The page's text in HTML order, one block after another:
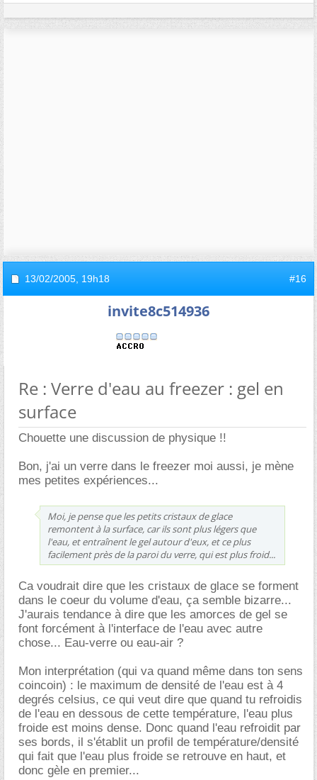
13/02/2005, 19h18 #16
invite8c514936
Re : Verre d'eau au freezer : gel en
surface
Chouette une discussion de physique !!
Bon, j'ai un verre dans le freezer moi aussi, je mène
mes petites expériences...
Moi, je pense que les petits cristaux de glace
remontent à la surface, car ils sont plus légers que
l'eau, et entraînent le gel autour d'eux, et ce plus
facilement près de la paroi du verre, qui est plus froid...
Ca voudrait dire que les cristaux de glace se forment
dans le coeur du volume d'eau, ça semble bizarre...
J'aurais tendance à dire que les amorces de gel se
font forcément à l'interface de l'eau avec autre
chose... Eau-verre ou eau-air ?
Mon interprétation (qui va quand même dans ton sens
coincoin) : le maximum de densité de l'eau est à 4
degrés celsius, ce qui veut dire que quand tu refroidis
de l'eau en dessous de cette température, l'eau plus
froide est moins dense. Donc quand l'eau refroidit par
ses bords, il s'établit un profil de température/densité
qui fait que l'eau plus froide se retrouve en haut, et
donc gèle en premier...